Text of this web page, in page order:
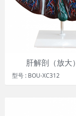
肝解剖（放大）
型号 : BOU-XC312